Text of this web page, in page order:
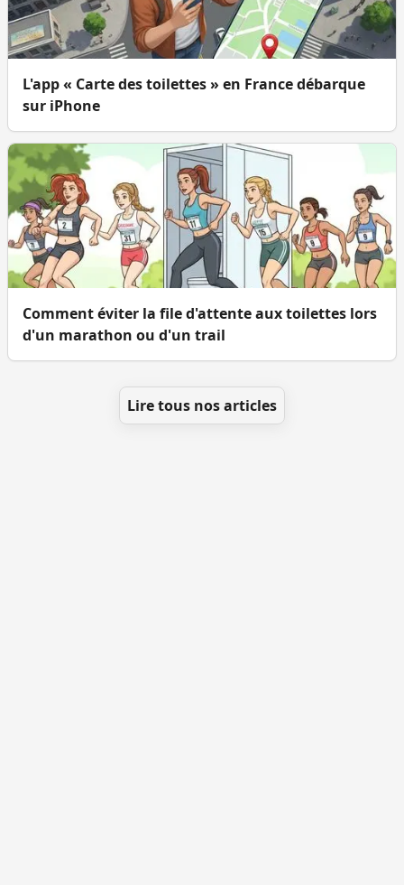
L'app « Carte des toilettes » en France débarque
sur iPhone
Comment éviter la file d'attente aux toilettes lors
d'un marathon ou d'un trail
Lire tous nos articles